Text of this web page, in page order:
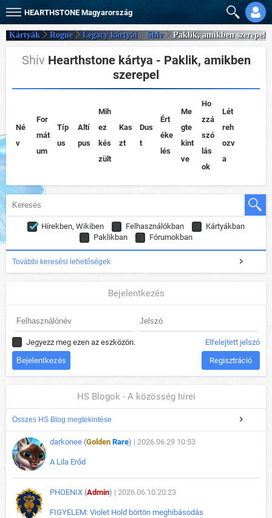
HEARTHSTONE Magyarország
Kártyák Rogue Legacy kártyái Shiv Paklik, amikben szerepel
Shiv Hearthstone kártya - Paklik, amikben
szerepel
Né
v
For
mát
um
Típ
us
Altí
pus
Mih
ez
kés
zült
Kas
zt
Dus
t
Ért
éke
lés
Me
gte
kint
ve
Ho
zzá
szó
lás
ok
Lét
reh
ozv
a
Hírekben, Wikiben Felhasználókban
Kártyákban
Paklikban
Fórumokban
További keresési lehetőségek
Bejelentkezés
Jegyezz meg ezen az eszközön. Elfelejtett jelszó
Regisztráció
HS Blogok - A közösség hírei
Összes HS Blog megtekintése
darkonee (Golden Rare) | 2026.06.29 10:53
A Lila Erőd
PHOENIX (Admin) | 2026.06.10 20:23
FIGYELEM: Violet Hold börtön meghibásodás